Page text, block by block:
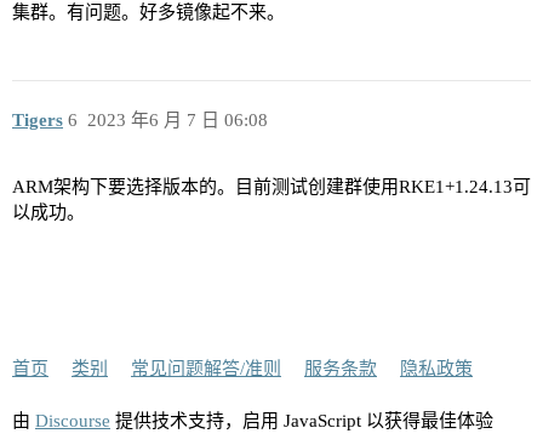
集群。有问题。好多镜像起不来。
Tigers 2023 年6 月 7 日 06:08
6
ARM架构下要选择版本的。目前测试创建群使用RKE1+1.24.13可
以成功。
首页 类别 常见问题解答/准则 服务条款 隐私政策
由 Discourse 提供技术支持，启用 JavaScript 以获得最佳体验